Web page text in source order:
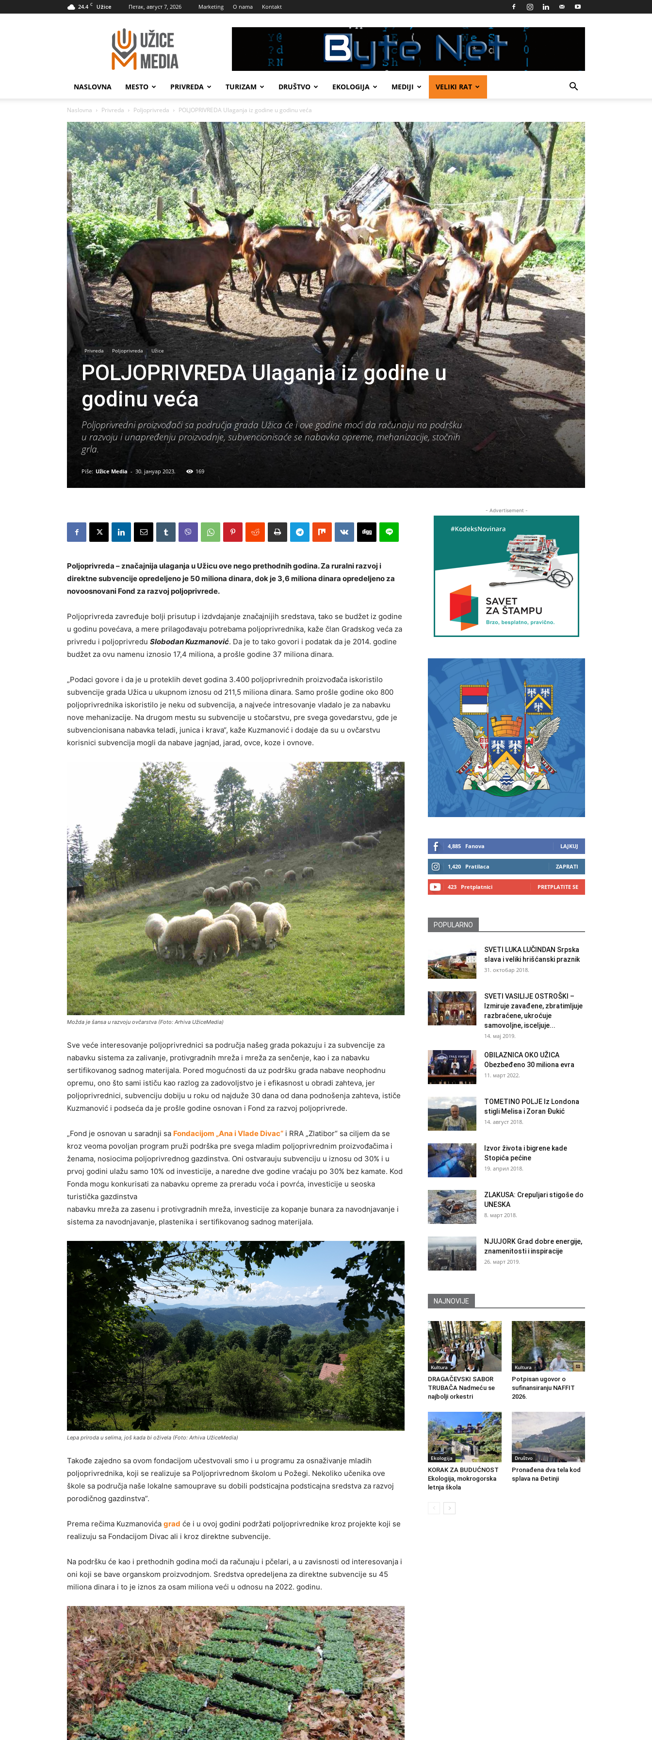
24.4 C Užice Петак, август 7, 2026 Marketing O nama Kontakt
UžiceMedia
NASLOVNA MESTO PRIVREDA TURIZAM DRUŠTVO EKOLOGIJA MEDIJI VELIKI RAT
Naslovna Privreda Poljoprivreda POLJOPRIVREDA Ulaganja iz godine u godinu veća
Privreda Poljoprivreda Užice
POLJOPRIVREDA Ulaganja iz godine u
godinu veća
Poljoprivredni proizvođači sa područja grada Užica će i ove godine moći da računaju na podršku
u razvoju i unapređenju proizvodnje, subvencionisaće se nabavka opreme, mehanizacije, stočnih
grla.
Piše: Užice Media - 30. јануар 2023. 169
Poljoprivreda – značajnija ulaganja u Užicu ove nego prethodnih godina. Za ruralni razvoj i
direktne subvencije opredeljeno je 50 miliona dinara, dok je 3,6 miliona dinara opredeljeno za
novoosnovani Fond za razvoj poljoprivrede.
Poljoprivreda zavređuje bolji prisutup i izdvdajanje značajnijih sredstava, tako se budžet iz godine
u godinu povećava, a mere prilagođavaju potrebama poljoprivrednika, kaže član Gradskog veća za
privredu i poljoprivredu Slobodan Kuzmanović. Da je to tako govori i podatak da je 2014. godine
budžet za ovu namenu iznosio 17,4 miliona, a prošle godine 37 miliona dinara.
„Podaci govore i da je u proteklih devet godina 3.400 poljoprivrednih proizvođača iskoristilo
subvencije grada Užica u ukupnom iznosu od 211,5 miliona dinara. Samo prošle godine oko 800
poljoprivrednika iskoristilo je neku od subvencija, a najveće intresovanje vladalo je za nabavku
nove mehanizacije. Na drugom mestu su subvencije u stočarstvu, pre svega govedarstvu, gde je
subvencionisana nabavka teladi, junica i krava“, kaže Kuzmanović i dodaje da su u ovčarstvu
korisnici subvencija mogli da nabave jagnjad, jarad, ovce, koze i ovnove.
Možda je šansa u razvoju ovčarstva (Foto: Arhiva UžiceMedia)
Sve veće interesovanje poljoprivrednici sa područja našeg grada pokazuju i za subvencije za
nabavku sistema za zalivanje, protivgradnih mreža i mreža za senčenje, kao i za nabavku
sertifikovanog sadnog materijala. Pored mogućnosti da uz podršku grada nabave neophodnu
opremu, ono što sami ističu kao razlog za zadovoljstvo je i efikasnost u obradi zahteva, jer
poljoprivrednici, subvenciju dobiju u roku od najduže 30 dana od dana podnošenja zahteva, ističe
Kuzmanović i podseća da je prošle godine osnovan i Fond za razvoj poljoprivrede.
„Fond je osnovan u saradnji sa Fondacijom „Ana i Vlade Divac“ i RRA „Zlatibor“ sa ciljem da se
kroz veoma povoljan program pruži podrška pre svega mladim poljoprivrednim proizvođačima i
ženama, nosiocima poljoprivrednog gazdinstva. Oni ostvarauju subvenciju u iznosu od 30% i u
prvoj godini ulažu samo 10% od investicije, a naredne dve godine vraćaju po 30% bez kamate. Kod
Fonda mogu konkurisati za nabavku opreme za preradu voća i povrća, investicije u seoska
turistička gazdinstva
nabavku mreža za zasenu i protivgradnih mreža, investicije za kopanje bunara za navodnjavanje i
sistema za navodnjavanje, plastenika i sertifikovanog sadnog materijala.
Lepa priroda u selima, još kada bi oživela (Foto: Arhiva UžiceMedia)
Takođe zajedno sa ovom fondacijom učestvovali smo i u programu za osnaživanje mladih
poljoprivrednika, koji se realizuje sa Poljoprivrednom školom u Požegi. Nekoliko učenika ove
škole sa područja naše lokalne samouprave su dobili podsticajna podsticajna sredstva za razvoj
porodičnog gazdinstva”.
Prema rečima Kuzmanovića grad će i u ovoj godini podržati poljoprivrednike kroz projekte koji se
realizuju sa Fondacijom Divac ali i kroz direktne subvencije.
Na podršku će kao i prethodnih godina moći da računaju i pčelari, a u zavisnosti od interesovanja i
oni koji se bave organskom proizvodnjom. Sredstva opredeljena za direktne subvencije su 45
miliona dinara i to je iznos za osam miliona veći u odnosu na 2022. godinu.
- Advertisement -
4,885 Fanova LAJKUJ
1,420 Pratilaca ZAPRATI
423 Pretplatnici PRETPLATITE SE
POPULARNO
SVETI LUKA LUČINDAN Srpska
slava i veliki hrišćanski praznik
31. октобар 2018.
SVETI VASILIJE OSTROŠKI –
Izmiruje zavađene, zbratimljuje
razbraćene, ukroćuje
samovoljne, isceljuje...
14. мај 2019.
OBILAZNICA OKO UŽICA
Obezbeđeno 30 miliona evra
11. март 2022.
TOMETINO POLJE Iz Londona
stigli Melisa i Zoran Đukić
14. август 2018.
Izvor života i bigrene kade
Stopića pećine
19. април 2018.
ZLAKUSA: Crepuljari stigoše do
UNESKA
8. март 2018.
NJUJORK Grad dobre energije,
znamenitosti i inspiracije
26. март 2019.
NAJNOVIJE
Kultura
DRAGAČEVSKI SABOR
TRUBAČA Nadmeću se
najbolji orkestri
Kultura
Potpisan ugovor o
sufinansiranju NAFFIT
2026.
Ekologija
KORAK ZA BUDUĆNOST
Ekologija, mokrogorska
letnja škola
Društvo
Pronađena dva tela kod
splava na Đetinji